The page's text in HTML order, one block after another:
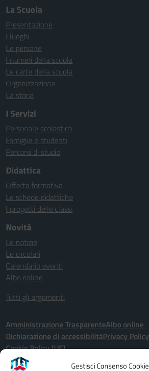
Gestisci Consenso Cookie
La Scuola
Presentazione
I luoghi
Le persone
I numeri della scuola
Le carte della scuola
Organizzazione
La storia
I Servizi
Personale scolastico
Famiglie e studenti
Percorsi di studio
Didattica
Offerta formativa
Le schede didattiche
I progetti delle classi
Novità
Le notizie
Le circolari
Calendario eventi
Albo online
Tutti gli argomenti
Amministrazione TrasparenteAlbo online
Dichiarazione di accessibilitàPrivacy Policy
Cookie Policy (UE)
Seguici su: